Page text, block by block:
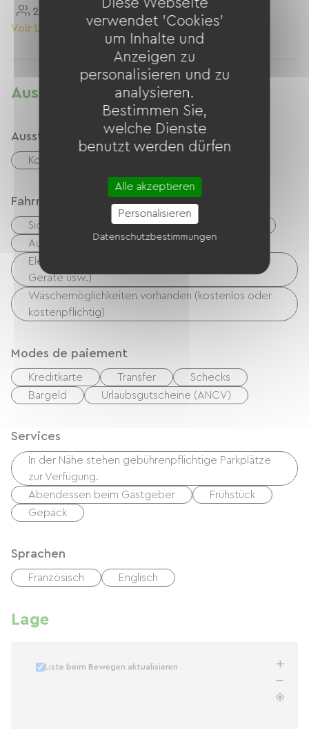
2 Personnes
Voir Le Logement
Ausstattung
Ausstattung
Kostenloses WLAN
Fahrradannahme
Sicherer Fahrradunterstand
Reperaturset
Ausrüstung zur Fahrradreinigung
Elektrische Ladestation (für E-Bike-Akkus, GPS-
Geräte usw.)
Wäschemöglichkeiten vorhanden (kostenlos oder
kostenpflichtig)
Modes de paiement
Kreditkarte Transfer
Schecks
Bargeld
Urlaubsgutscheine (ANCV)
Services
In der Nähe stehen gebührenpflichtige Parkplätze
zur Verfügung.
Abendessen beim Gastgeber
Frühstück
Gepäck
Sprachen
Französisch Englisch
Lage
Liste beim Bewegen aktualisieren
Diese Webseite
verwendet 'Cookies'
um Inhalte und
Anzeigen zu
personalisieren und zu
analysieren.
Bestimmen Sie,
welche Dienste
benutzt werden dürfen
Alle akzeptieren
Personalisieren
Datenschutzbestimmungen